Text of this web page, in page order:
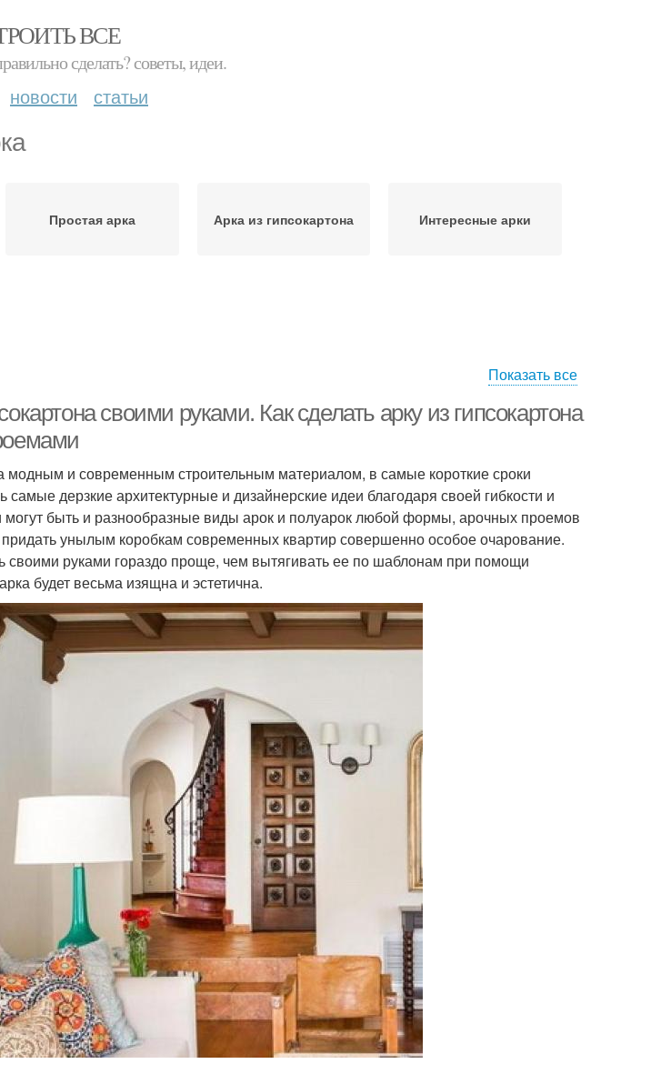
ВСЕ
сделать? советы, идеи.
новости статьи
Простая арка Арка из гипсокартона Интересные арки
Показать все
своими руками. Как сделать арку из гипсокартона
модным и современным строительным материалом, в самые короткие сроки
самые дерзкие архитектурные и дизайнерские идеи благодаря своей гибкости и
могут быть и разнообразные виды арок и полуарок любой формы, арочных проемов
унылым коробкам современных квартир совершенно особое очарование.
своими руками гораздо проще, чем вытягивать ее по шаблонам при помощи
будет весьма изящна и эстетична.